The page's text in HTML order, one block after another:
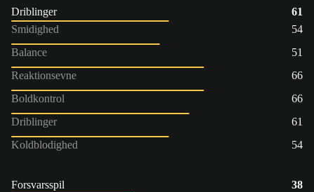
Driblinger
61
Smidighed
54
Balance
51
Reaktionsevne
66
Boldkontrol
66
Driblinger
61
Koldblodighed
54
Forsvarsspil
38